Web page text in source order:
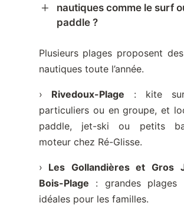
L
nautiques comme le surf
paddle ?
Plusieurs plages proposent
nautiques toute l’année.
› Rivedoux-Plage : kite
particuliers ou en groupe, et
paddle, jet-ski ou petits
moteur chez Ré-Glisse.
› Les Gollandières et Gros
Bois-Plage : grandes plages
idéales pour les familles.